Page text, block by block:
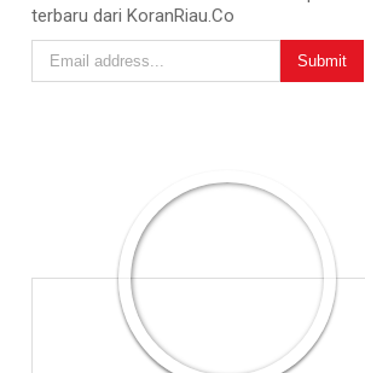
terbaru dari KoranRiau.Co